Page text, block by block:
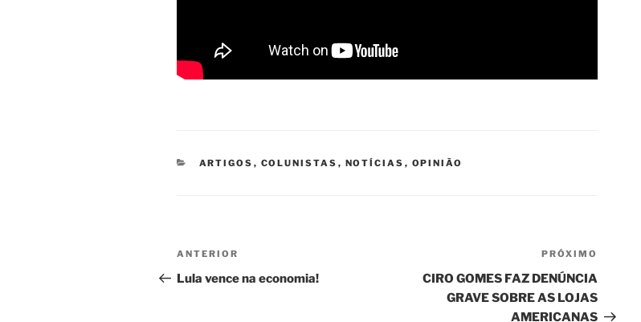
CATEGORIAS
ARTIGOS , COLUNISTAS , NOTÍCIAS , OPINIÃO
Navegação
de
Post
anterior
ANTERIOR
Lula vence na economia!
PRÓXIMO
CIRO GOMES FAZ DENÚNCIA
GRAVE SOBRE AS LOJAS
AMERICANAS